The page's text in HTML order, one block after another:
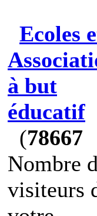
Ecoles
à but
éducatif
(78667
Nombre
visiteurs